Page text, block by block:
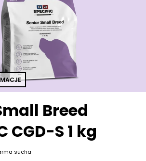
Breed
CGD-S 1 kg
sucha